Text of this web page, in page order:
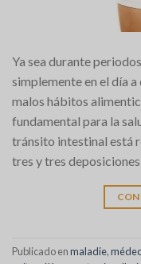
Ya sea durante
simplemente en el día
malos hábitos
fundamental para la
tránsito intestinal está
tres y tres
Publicado enmaladie,